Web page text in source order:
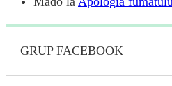
GRUP FACEBOOK